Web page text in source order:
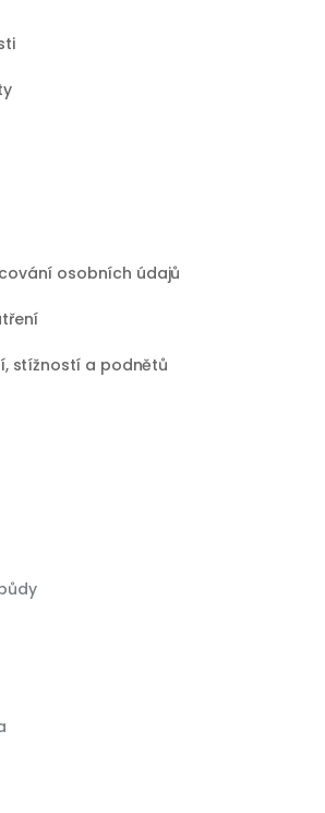
osobních údajů
stížností a podnětů